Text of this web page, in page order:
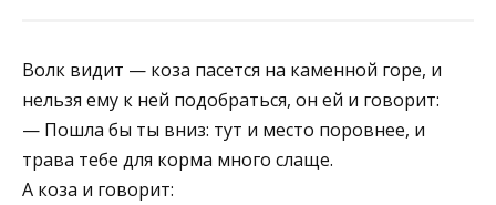
Волк видит — коза пасется на каменной горе, и
нельзя ему к ней подобраться, он ей и говорит:
— Пошла бы ты вниз: тут и место поровнее, и
трава тебе для корма много слаще.
А коза и говорит: